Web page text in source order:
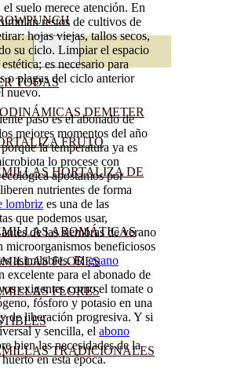
TODAS
DEMETER
FRUTO
HORTALIZA DE
AROMÁTICAS
FLORES
FLORES
TRADICIONALES
suelo merece atención. En
restos de cultivos de
hojas viejas, tallos secos,
su ciclo. Limpiar el espacio
es necesario para
o plagas del ciclo anterior
nuevo.
paso es el abonado de
mejores momentos del año
la temperatura ya es
lo procese con
apostamos por
nutrientes de forma
lombriz es una de las
que podemos usar,
de las siembras de verano
microorganismos beneficiosos
asimilables. Elguano
excelente para el abonado de
exigentes como el tomate o
fósforo y potasio en una
de liberación progresiva. Y si
y sencilla, el abono
bien las necesidades de la
en esta época.